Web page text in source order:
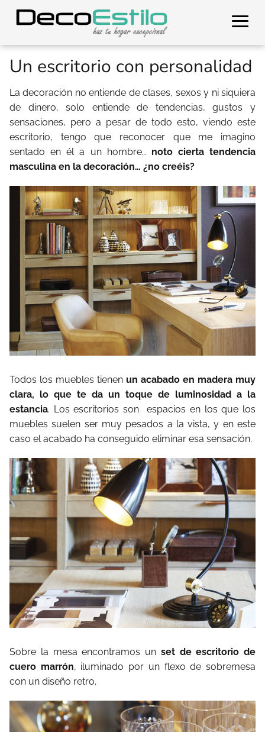
Un escritorio con personalidad
La decoración no entiende de clases, sexos y ni siquiera
de dinero, solo entiende de tendencias, gustos y
sensaciones, pero a pesar de todo esto, viendo este
escritorio, tengo que reconocer que me imagino
sentado en él a un hombre… noto cierta tendencia
masculina en la decoración… ¿no creéis?
Todos los muebles tienen un acabado en madera muy
clara, lo que te da un toque de luminosidad a la
estancia. Los escritorios son espacios en los que los
muebles suelen ser muy pesados a la vista, y en este
caso el acabado ha conseguido eliminar esa sensación.
Sobre la mesa encontramos un set de escritorio de
cuero marrón, iluminado por un flexo de sobremesa
con un diseño retro.